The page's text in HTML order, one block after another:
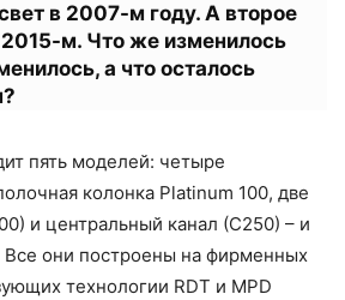
в 2007-м году. А второе
2015-м. Что же изменилось
а что осталось
пять моделей: четыре
колонка Platinum 100, две
и центральный канал (С250) – и
Все они построены на фирменных
технологии RDT и MPD